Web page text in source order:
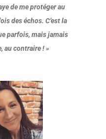
de me protéger au
des échos. C’est la
parfois, mais jamais
au contraire !»